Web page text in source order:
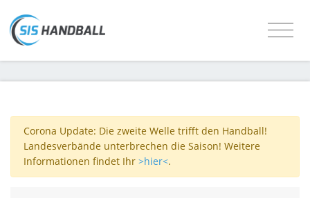
Corona Update: Die zweite Welle trifft den Handball!
Landesverbände unterbrechen die Saison! Weitere
Informationen findet Ihr >hier<.